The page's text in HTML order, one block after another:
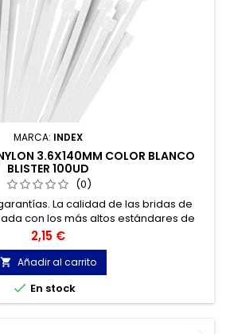
MARCA: INDEX
3.6X140MM COLOR BLANCO
BLISTER 100UD
(0)
La calidad de las bridas de
con los más altos estándares de
certificación de acuerdo con la norma
que permite el marcado CE y con
homologación UL.
Precio
2,15 €
 Añadir al carrito
 En stock